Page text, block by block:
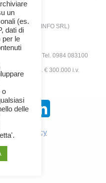
SRL (SIRINFO SRL)
socio
Rende (CS) - Tel. 0984 083100
| Cap. Soc. € 300.000 i.v.
un
(es.
dati di
per le
o
delle
Cookie Policy